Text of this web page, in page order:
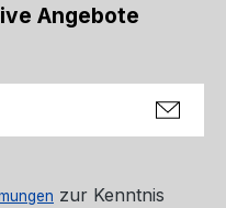
Angebote
zur Kenntnis